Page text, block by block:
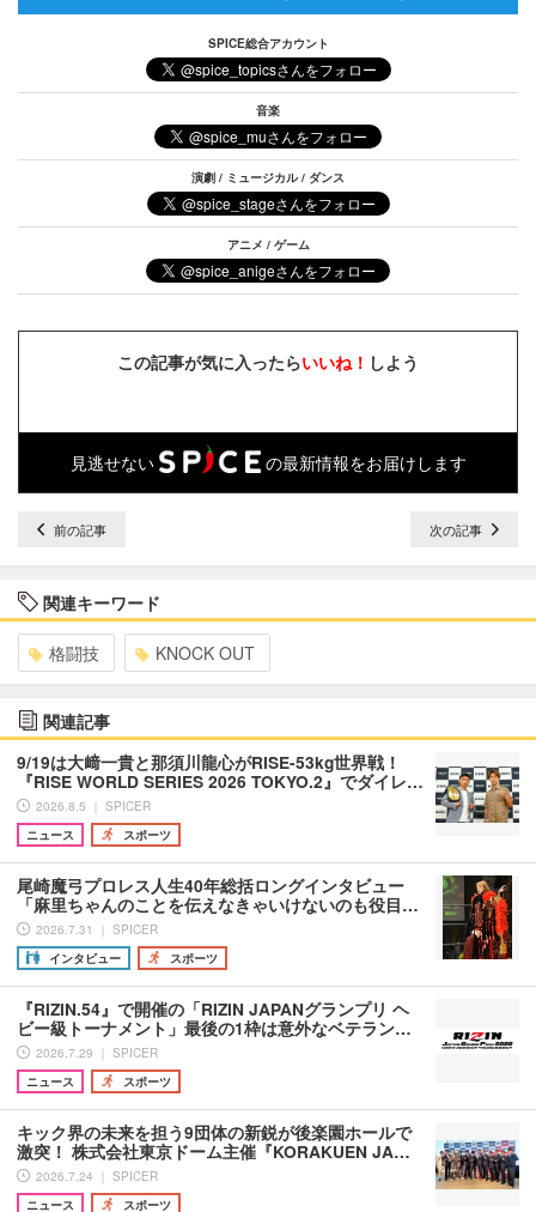
SPICE総合アカウント
音楽
演劇 / ミュージカル / ダンス
アニメ / ゲーム
この記事が気に入ったらいいね！ しよう
見逃せない の最新情報をお届けします
前の記事 次の記事
関連キーワード
格闘技 KNOCK OUT
関連記事
9/19は大﨑一貴と那須川龍心がRISE-53kg世界戦！
『RISE WORLD SERIES 2026 TOKYO.2』でダイレ…
2026.8.5 ｜ SPICER
ニュース
スポーツ
尾崎魔弓プロレス人生40年総括ロングインタビュー
「麻里ちゃんのことを伝えなきゃいけないのも役目…
2026.7.31 ｜ SPICER
インタビュー
スポーツ
『RIZIN.54』で開催の「RIZIN JAPANグランプリ ヘ
ビー級トーナメント」最後の1枠は意外なベテラン…
2026.7.29 ｜ SPICER
ニュース
スポーツ
キック界の未来を担う9団体の新鋭が後楽園ホールで
激突！ 株式会社東京ドーム主催『KORAKUEN JA…
2026.7.24 ｜ SPICER
ニュース
スポーツ